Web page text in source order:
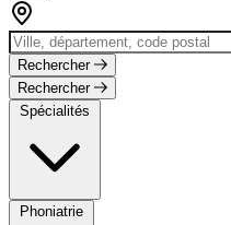
Rechercher
Rechercher
Spécialités
Phoniatrie